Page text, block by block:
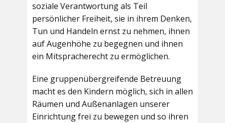
soziale Verantwortung als Teil
persönlicher Freiheit, sie in ihrem Denken,
Tun und Handeln ernst zu nehmen, ihnen
auf Augenhöhe zu begegnen und ihnen
ein Mitspracherecht zu ermöglichen.
Eine gruppenübergreifende Betreuung
macht es den Kindern möglich, sich in allen
Räumen und Außenanlagen unserer
Einrichtung frei zu bewegen und so ihren